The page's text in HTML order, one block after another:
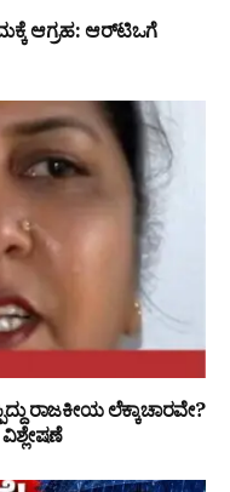
ಆಗ್ರಹ: ಆರ್‌ಟಿಒಗೆ
ರಾಜಕೀಯ ಲೆಕ್ಕಾಚಾರವೇ?